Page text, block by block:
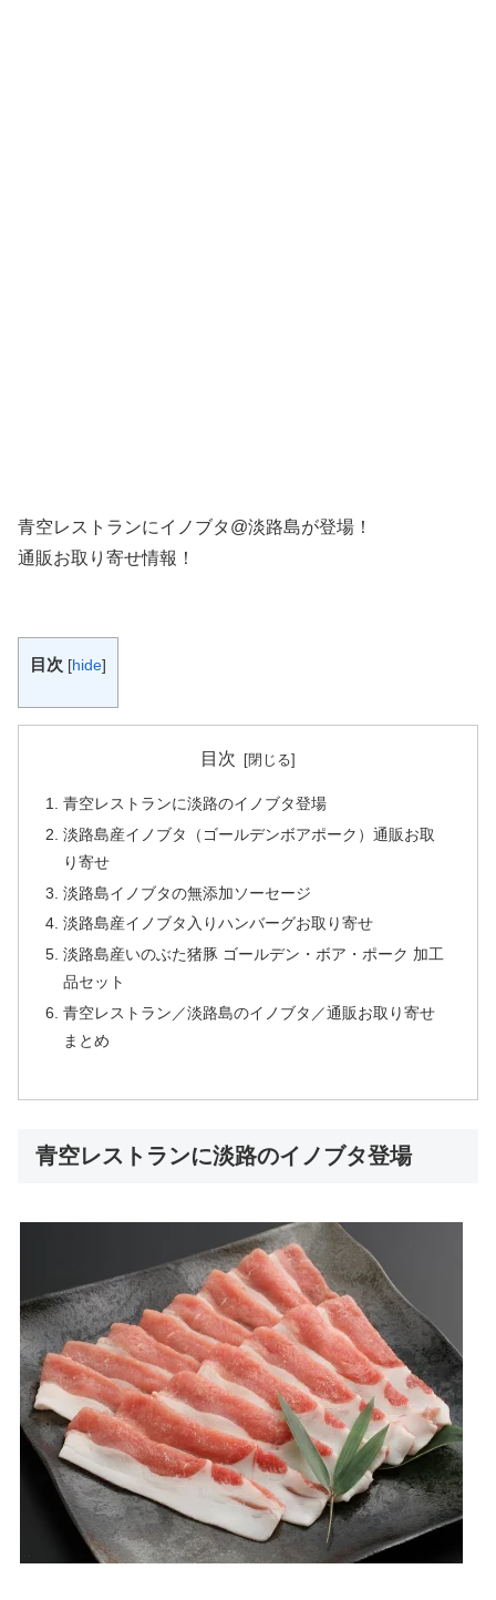
青空レストランにイノブタ@淡路島が登場！
通販お取り寄せ情報！
目次 [hide]
目次
青空レストランに淡路のイノブタ登場
淡路島産イノブタ（ゴールデンボアポーク）通販お取
り寄せ
淡路島イノブタの無添加ソーセージ
淡路島産イノブタ入りハンバーグお取り寄せ
淡路島産いのぶた猪豚 ゴールデン・ボア・ポーク 加工
品セット
青空レストラン／淡路島のイノブタ／通販お取り寄せ
まとめ
青空レストランに淡路のイノブタ登場